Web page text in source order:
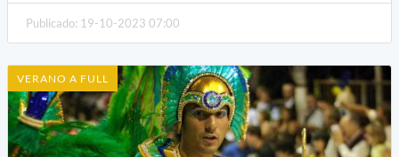
Publicado: 19-10-2023 07:00
VERANO A FULL